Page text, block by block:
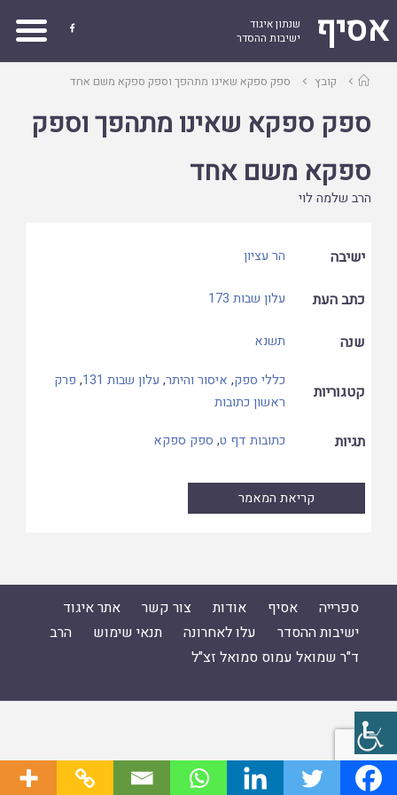
אסיף
שנתון איגוד
ישיבות ההסדר

עמודקובץ ספק ספקא שאינו מתהפך וספק ספקא משם אחד
ספק ספקא שאינו מתהפך וספק
ספקא משם אחד
הרב שלמה לוי
ישיבה הר עציון
כתב העת עלון שבות 173
שנה תשנא
קטגוריות
כללי ספק, איסור והיתר, עלון שבות 131 , פרק
ראשון כתובות
תגיות כתובות דף ט, ספק ספקא
קריאת המאמר
ספרייה אסיף אודות צור קשר
אתר איגוד
ישיבות ההסדר
עלו לאחרונה תנאי שימוש
הרב
ד"ר שמואל עמוס סמואל זצ"ל
ספרייה |
אתר איגוד ישיבות ההסדר
הרב ד"ר שמואל עמוס סמואל זצ"ל